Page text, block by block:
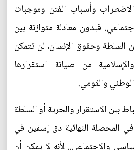
وأسباب الفتن وموجبات
فبدون معادلة متوازنة بين
السلطة وحقوق الإنسان، لن تتمكن
من صيانة استقرارها
والقومي.
بين الاستقرار والحرية أو السلطة
المحصلة النهائية دق إسفين في